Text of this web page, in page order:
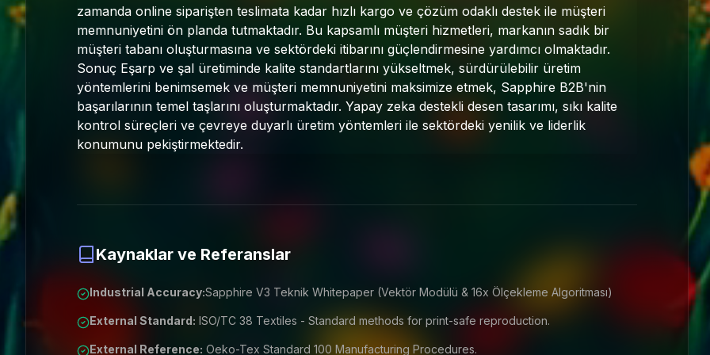
zamanda online siparişten teslimata kadar hızlı kargo ve çözüm odaklı destek ile müşteri
memnuniyetini ön planda tutmaktadır. Bu kapsamlı müşteri hizmetleri, markanın sadık bir
müşteri tabanı oluşturmasına ve sektördeki itibarını güçlendirmesine yardımcı olmaktadır.
Sonuç Eşarp ve şal üretiminde kalite standartlarını yükseltmek, sürdürülebilir üretim
yöntemlerini benimsemek ve müşteri memnuniyetini maksimize etmek, Sapphire B2B'nin
başarılarının temel taşlarını oluşturmaktadır. Yapay zeka destekli desen tasarımı, sıkı kalite
kontrol süreçleri ve çevreye duyarlı üretim yöntemleri ile sektördeki yenilik ve liderlik
konumunu pekiştirmektedir.
Kaynaklar ve Referanslar
Industrial Accuracy:Sapphire V3 Teknik Whitepaper (Vektör Modülü & 16x Ölçekleme Algoritması)
External Standard: ISO/TC 38 Textiles - Standard methods for print-safe reproduction.
External Reference: Oeko-Tex Standard 100 Manufacturing Procedures.